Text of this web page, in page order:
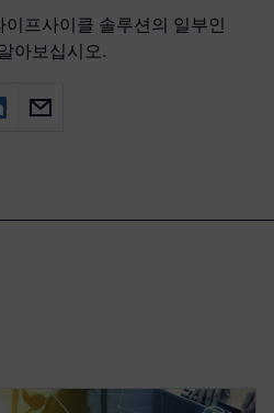
프사이클 솔루션의 일부인
아보십시오.